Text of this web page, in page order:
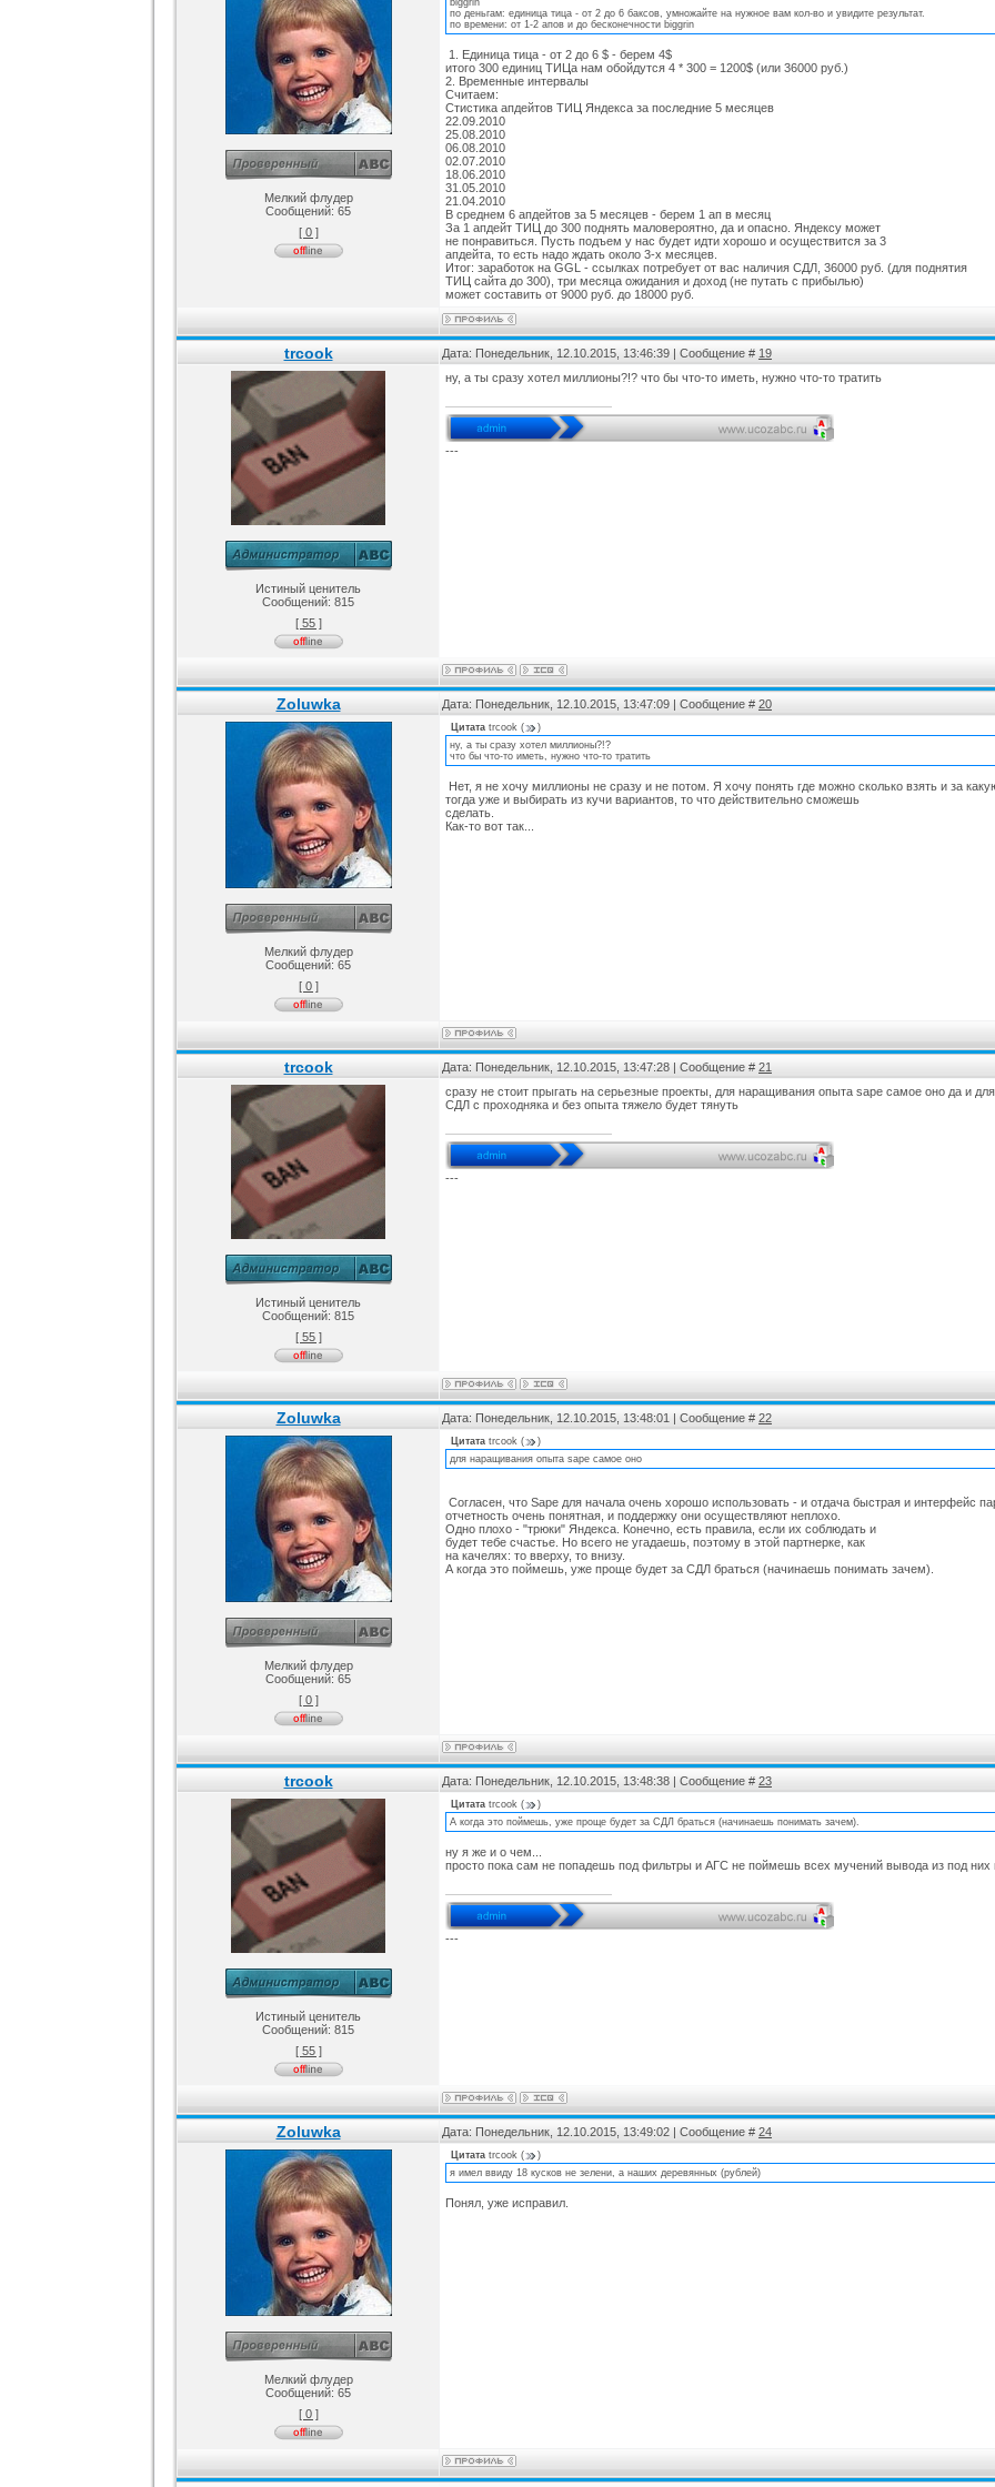
Мелкий флудер
Сообщений: 65
[ 0 ]
biggrin
по деньгам: единица тица - от 2 до 6 баксов, умножайте на нужное вам кол-во и увидите результат.
по времени: от 1-2 апов и до бесконечности biggrin
1. Единица тица - от 2 до 6 $ - берем 4$
итого 300 единиц ТИЦа нам обойдутся 4 * 300 = 1200$ (или 36000 руб.)
2. Временные интервалы
Считаем:
Стистика апдейтов ТИЦ Яндекса за последние 5 месяцев
22.09.2010
25.08.2010
06.08.2010
02.07.2010
18.06.2010
31.05.2010
21.04.2010
В среднем 6 апдейтов за 5 месяцев - берем 1 ап в месяц
За 1 апдейт ТИЦ до 300 поднять маловероятно, да и опасно. Яндексу может
не понравиться. Пусть подъем у нас будет идти хорошо и осуществится за 3
апдейта, то есть надо ждать около 3-х месяцев.
Итог: заработок на GGL - ссылках потребует от вас наличия СДЛ, 36000 руб. (для поднятия
ТИЦ сайта до 300), три месяца ожидания и доход (не путать с прибылью)
может составить от 9000 руб. до 18000 руб.
trcook Дата: Понедельник, 12.10.2015, 13:46:39 | Сообщение # 19
Истиный ценитель
Сообщений: 815
[ 55 ]
ну, а ты сразу хотел миллионы?!? что бы что-то иметь, нужно что-то тратить
---
Zoluwka Дата: Понедельник, 12.10.2015, 13:47:09 | Сообщение # 20
Мелкий флудер
Сообщений: 65
[ 0 ]
Цитата trcook (
)
ну, а ты сразу хотел миллионы?!?
что бы что-то иметь, нужно что-то тратить
Нет, я не хочу миллионы не сразу и не потом. Я хочу понять где можно сколько взять и за
тогда уже и выбирать из кучи вариантов, то что действительно сможешь
сделать.
Как-то вот так...
trcook Дата: Понедельник, 12.10.2015, 13:47:28 | Сообщение # 21
Истиный ценитель
Сообщений: 815
[ 55 ]
сразу не стоит прыгать на серьезные проекты, для наращивания опыта sape самое оно да и
СДЛ с проходняка и без опыта тяжело будет тянуть
---
Zoluwka Дата: Понедельник, 12.10.2015, 13:48:01 | Сообщение # 22
Мелкий флудер
Сообщений: 65
[ 0 ]
Цитата trcook (
)
для наращивания опыта sape самое оно
Согласен, что Sape для начала очень хорошо использовать - и отдача быстрая и интерфейс
отчетность очень понятная, и поддержку они осуществляют неплохо.
Одно плохо - "трюки" Яндекса. Конечно, есть правила, если их соблюдать и
будет тебе счастье. Но всего не угадаешь, поэтому в этой партнерке, как
на качелях: то вверху, то внизу.
А когда это поймешь, уже проще будет за СДЛ браться (начинаешь понимать зачем).
trcook Дата: Понедельник, 12.10.2015, 13:48:38 | Сообщение # 23
Истиный ценитель
Сообщений: 815
[ 55 ]
Цитата trcook (
)
А когда это поймешь, уже проще будет за СДЛ браться (начинаешь понимать зачем).
ну я же и о чем...
просто пока сам не попадешь под фильтры и АГС не поймешь всех мучений вывода из под них
---
Zoluwka Дата: Понедельник, 12.10.2015, 13:49:02 | Сообщение # 24
Мелкий флудер
Сообщений: 65
[ 0 ]
Цитата trcook (
)
я имел ввиду 18 кусков не зелени, а наших деревянных (рублей)
Понял, уже исправил.